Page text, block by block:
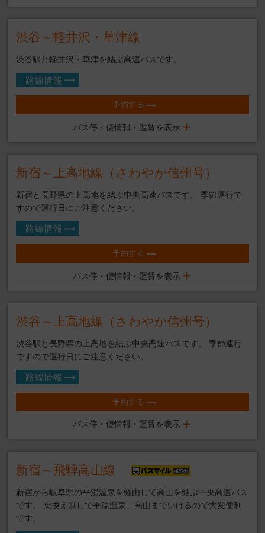
渋谷～軽井沢・草津線
渋谷駅と軽井沢・草津を結ぶ高速バスです。
路線情報
予約する
バス停・便情報・運賃を表示
新宿～上高地線（さわやか信州号）
新宿と長野県の上高地を結ぶ中央高速バスです。 季節運行で
すので運行日にご注意ください。
路線情報
予約する
バス停・便情報・運賃を表示
渋谷～上高地線（さわやか信州号）
渋谷駅と長野県の上高地を結ぶ中央高速バスです。 季節運行
ですので運行日にご注意ください。
路線情報
予約する
バス停・便情報・運賃を表示
新宿～飛騨高山線
新宿から岐阜県の平湯温泉を経由して高山を結ぶ中央高速バス
です。 乗換え無しで平湯温泉、高山までいけるので大変便利
です。